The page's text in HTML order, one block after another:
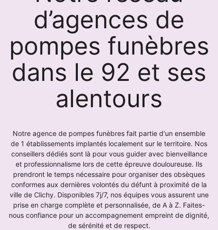
d’agences de
pompes funèbres
dans le 92 et ses
alentours
Notre agence de pompes funèbres fait partie d'un ensemble
de 1 établissements implantés localement sur le territoire. Nos
conseillers dédiés sont là pour vous guider avec bienveillance
et professionnalisme lors de cette épreuve douloureuse. Ils
prendront le temps nécessaire pour organiser des obsèques
conformes aux dernières volontés du défunt à proximité de la
ville de Clichy. Disponibles 7j/7, nos équipes vous assurent une
prise en charge complète et personnalisée, de A à Z. Faites-
nous confiance pour un accompagnement empreint de dignité,
de sérénité et de respect.